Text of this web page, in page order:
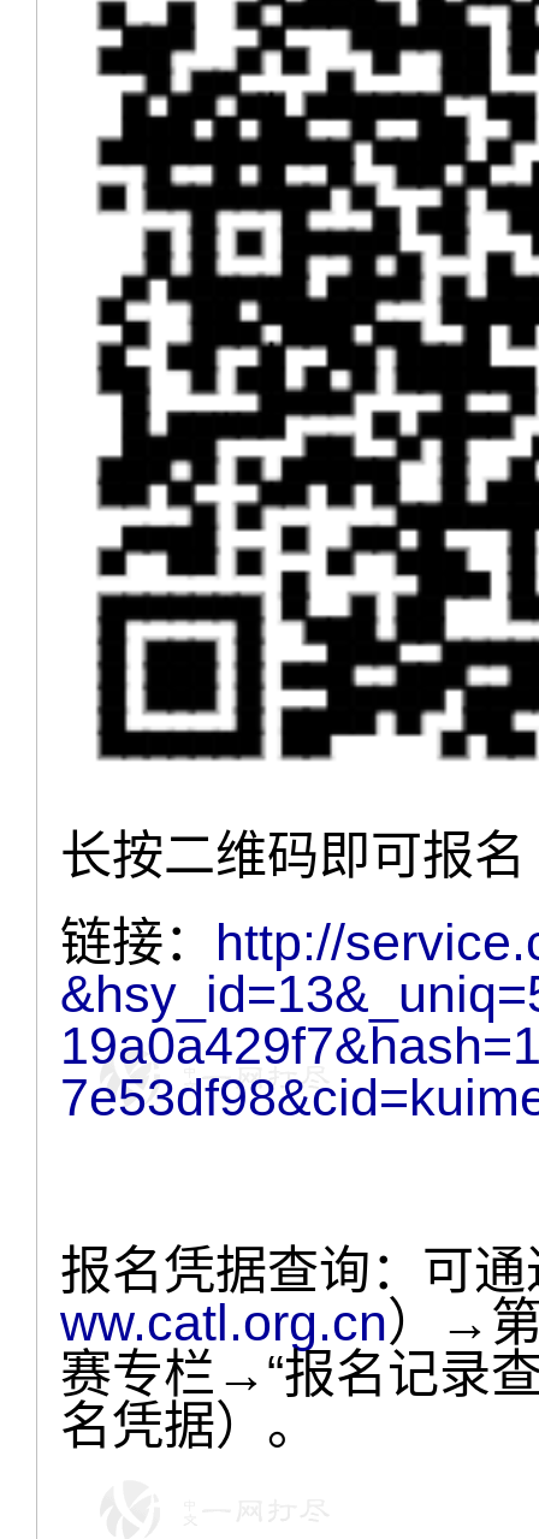
长按二维码即可报名
链接： http://
报名凭据查询：可
ww.catl.org.cn）→
赛专栏→“报名记录
名凭据）。